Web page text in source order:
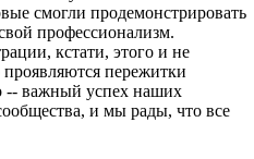
смогли продемонстрировать
профессионализм.
кстати, этого и не
пережитки
-- важный успех наших
и мы рады, что все